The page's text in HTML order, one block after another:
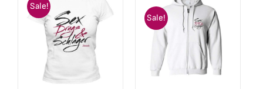
Sale!
Sale!